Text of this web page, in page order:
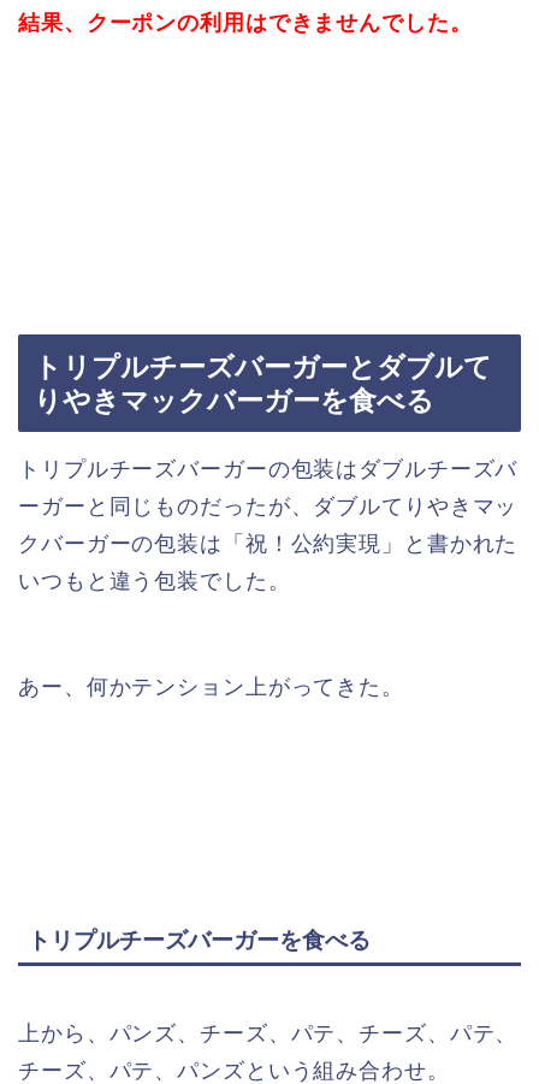
結果、クーポンの利用はできませんでした。
トリプルチーズバーガーとダブルて
りやきマックバーガーを食べる
トリプルチーズバーガーの包装はダブルチーズバ
ーガーと同じものだったが、ダブルてりやきマッ
クバーガーの包装は「祝！公約実現」と書かれた
いつもと違う包装でした。
あー、何かテンション上がってきた。
トリプルチーズバーガーを食べる
上から、パンズ、チーズ、パテ、チーズ、パテ、
チーズ、パテ、パンズという組み合わせ。